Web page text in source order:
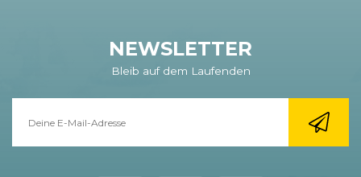
NEWSLETTER
Bleib auf dem Laufenden